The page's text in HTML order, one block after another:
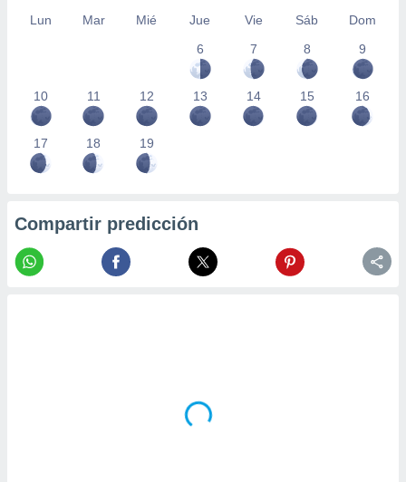
Lun Mar Mié Jue Vie Sáb
Dom
6
7 8 9
10 11 12 13 14 15 16
17 18 19
Compartir predicción